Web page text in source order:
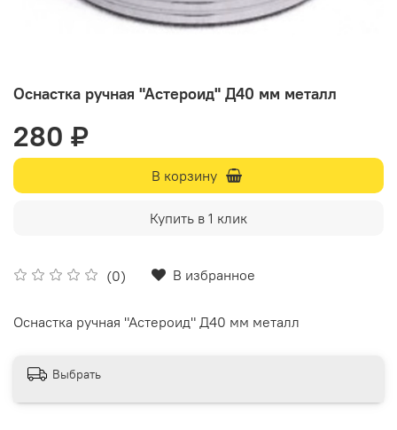
Оснастка ручная "Астероид" Д40 мм металл
(0) В избранное
280 ₽
В корзину
Купить в 1 клик
Оснастка ручная "Астероид" Д40 мм металл
Выбрать